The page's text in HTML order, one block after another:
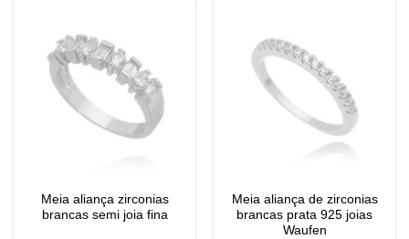
Meia aliança zirconias
brancas semi joia fina
Meia aliança de zirconias
brancas prata 925 joias
Waufen